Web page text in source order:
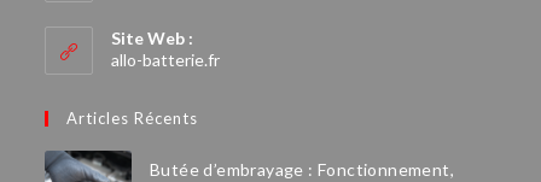
Site Web :
allo-batterie.fr
Articles Récents
Butée d’embrayage : Fonctionnement,